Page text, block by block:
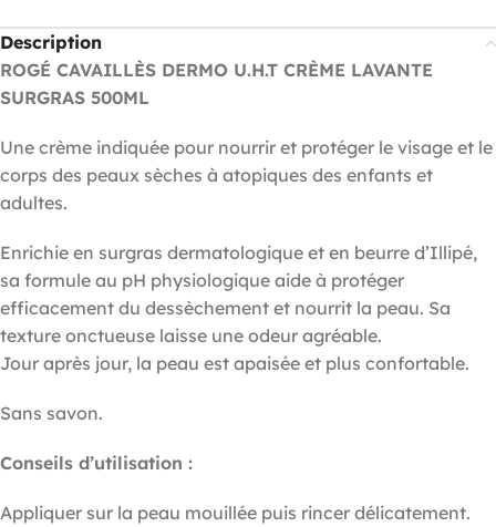
Description
ROGÉ CAVAILLÈS DERMO U.H.T CRÈME LAVANTE
SURGRAS 500ML
Une crème indiquée pour nourrir et protéger le visage et le
corps des peaux sèches à atopiques des enfants et
adultes.
Enrichie en surgras dermatologique et en beurre d’Illipé,
sa formule au pH physiologique aide à protéger
efficacement du dessèchement et nourrit la peau. Sa
texture onctueuse laisse une odeur agréable.
Jour après jour, la peau est apaisée et plus confortable.
Sans savon.
Conseils d’utilisation :
Appliquer sur la peau mouillée puis rincer délicatement.